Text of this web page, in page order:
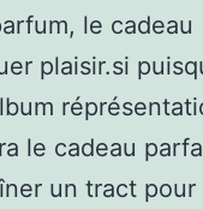
le cadeau
plaisir.si
le cadeau
un tract pour